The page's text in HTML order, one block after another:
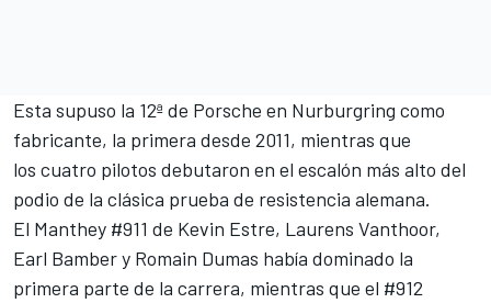
Esta supuso la 12ª de Porsche en Nurburgring como
fabricante, la primera desde 2011, mientras que
los cuatro pilotos debutaron en el escalón más alto del
podio de la clásica prueba de resistencia alemana.
El Manthey #911 de Kevin Estre, Laurens Vanthoor,
Earl Bamber y Romain Dumas había dominado la
primera parte de la carrera, mientras que el #912